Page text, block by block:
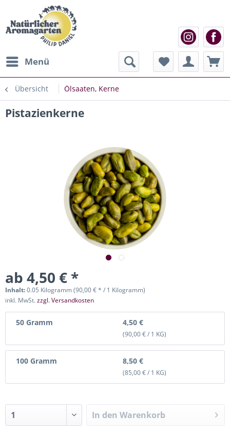
Menü
Übersicht Ölsaaten, Kerne
Pistazienkerne
ab 4,50 € *
Inhalt:0.05 Kilogramm (90,00 € * / 1 Kilogramm)
inkl. MwSt.zzgl. Versandkosten
50 Gramm 4,50 €
(90,00 € / 1 KG)
100 Gramm 8,50 €
(85,00 € / 1 KG)
In den Warenkorb